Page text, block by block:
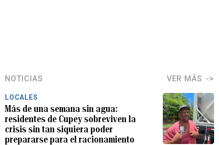
NOTICIAS VER MÁS
LOCALES
Más de una semana sin agua:
residentes de Cupey sobreviven la
crisis sin tan siquiera poder
prepararse para el racionamiento